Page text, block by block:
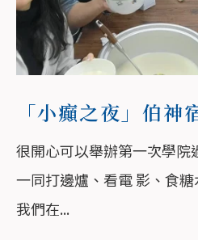
「小癲之夜」伯神
很開心可以舉辦第一次學院
一同打邊爐、看電 影、食
我們在...